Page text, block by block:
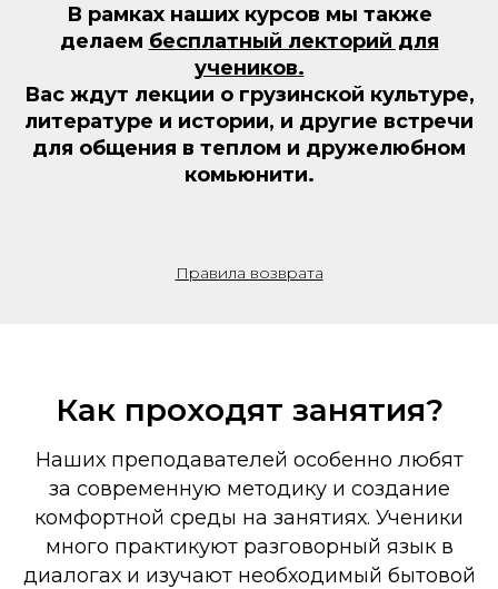
В рамках наших курсов мы также
делаем бесплатный лекторий для
учеников.
Вас ждут лекции о грузинской культуре,
литературе и истории, и другие встречи
для общения в теплом и дружелюбном
комьюнити.
Правила возврата
Как проходят занятия?
Наших преподавателей особенно любят
за современную методику и создание
комфортной среды на занятиях. Ученики
много практикуют разговорный язык в
диалогах и изучают необходимый бытовой